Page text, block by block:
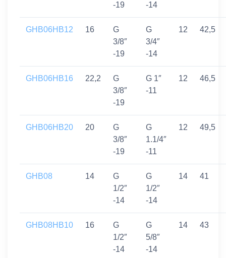
-19
-14
GHB06HB12 16
G
3/8″
-19
G
3/4″
-14
12 42,5
GHB06HB16 22,2
G
3/8″
-19
G 1″
-11
12 46,5
GHB06HB20 20
G
3/8″
-19
G
1.1/4″
-11
12 49,5
GHB08 14
G
1/2″
-14
G
1/2″
-14
14 41
GHB08HB10 16
G
1/2″
-14
G
5/8″
-14
14 43